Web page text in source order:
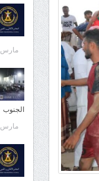
مارس 10, 2026
الجنوب
مارس 10, 2026